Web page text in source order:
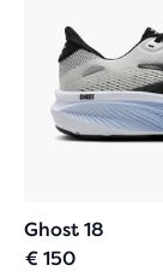
Ghost 18
€ 150